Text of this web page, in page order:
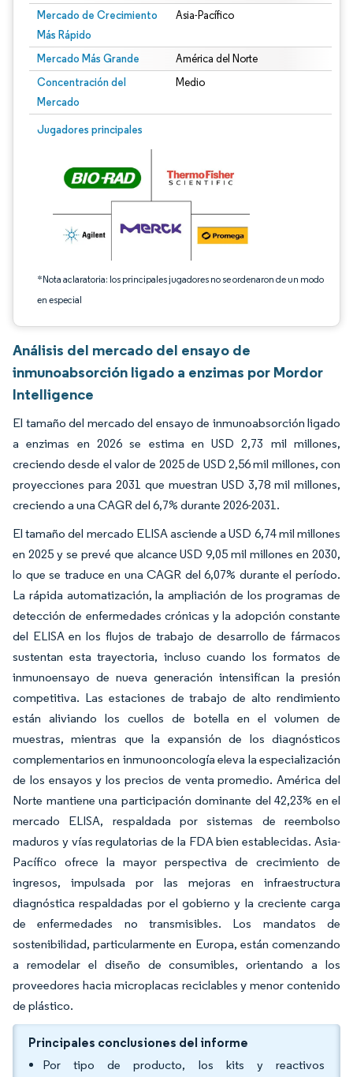
Mercado de Crecimiento
Más Rápido
Asia-Pacífico
Mercado Más Grande América del Norte
Concentración del
Mercado
Medio
Jugadores principales
*Nota aclaratoria: los principales jugadores no se ordenaron de un modo
en especial
Imagen © Mordor Intelligence. El uso requiere atribución según CC BY 4.0.
Análisis del mercado del ensayo de
inmunoabsorción ligado a enzimas por Mordor
Intelligence
El tamaño del mercado del ensayo de inmunoabsorción ligado
a enzimas en 2026 se estima en USD 2,73 mil millones,
creciendo desde el valor de 2025 de USD 2,56 mil millones, con
proyecciones para 2031 que muestran USD 3,78 mil millones,
creciendo a una CAGR del 6,7% durante 2026-2031.
El tamaño del mercado ELISA asciende a USD 6,74 mil millones
en 2025 y se prevé que alcance USD 9,05 mil millones en 2030,
lo que se traduce en una CAGR del 6,07% durante el período.
La rápida automatización, la ampliación de los programas de
detección de enfermedades crónicas y la adopción constante
del ELISA en los flujos de trabajo de desarrollo de fármacos
sustentan esta trayectoria, incluso cuando los formatos de
inmunoensayo de nueva generación intensifican la presión
competitiva. Las estaciones de trabajo de alto rendimiento
están aliviando los cuellos de botella en el volumen de
muestras, mientras que la expansión de los diagnósticos
complementarios en inmunooncología eleva la especialización
de los ensayos y los precios de venta promedio. América del
Norte mantiene una participación dominante del 42,23% en el
mercado ELISA, respaldada por sistemas de reembolso
maduros y vías regulatorias de la FDA bien establecidas. Asia-
Pacífico ofrece la mayor perspectiva de crecimiento de
ingresos, impulsada por las mejoras en infraestructura
diagnóstica respaldadas por el gobierno y la creciente carga
de enfermedades no transmisibles. Los mandatos de
sostenibilidad, particularmente en Europa, están comenzando
a remodelar el diseño de consumibles, orientando a los
proveedores hacia microplacas reciclables y menor contenido
de plástico.
Principales conclusiones del informe
Por tipo de producto, los kits y reactivos